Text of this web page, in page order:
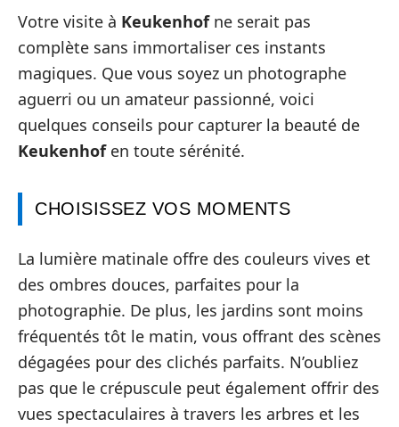
Votre visite à Keukenhofne serait pas
complète sans immortaliser ces instants
magiques. Que vous soyez un photographe
aguerri ou un amateur passionné, voici
quelques conseils pour capturer la beauté de
Keukenhofen toute sérénité.
CHOISISSEZ VOS MOMENTS
La lumière matinale offre des couleurs vives et
des ombres douces, parfaites pour la
photographie. De plus, les jardins sont moins
fréquentés tôt le matin, vous offrant des scènes
dégagées pour des clichés parfaits. N’oubliez
pas que le crépuscule peut également offrir des
vues spectaculaires à travers les arbres et les